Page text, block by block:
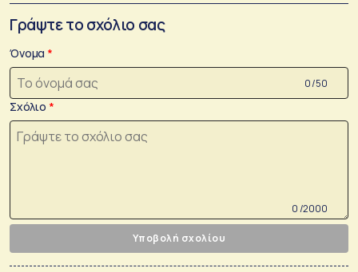
Γράψτε το σχόλιο σας
Όνομα
0 /50
Σχόλιο
0 /2000
Υποβολή σχολίου